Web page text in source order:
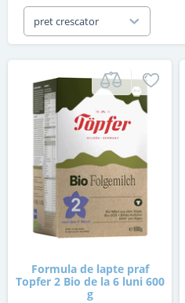
pret crescator
Formula de lapte praf
Topfer 2 Bio de la 6 luni 600
g